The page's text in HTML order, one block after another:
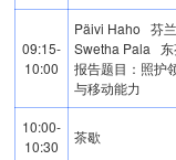
09:15-
10:00
Päivi Haho 芬
Swetha Pala 东
报告题目：照护
与移动能力
10:00-
10:30
茶歇